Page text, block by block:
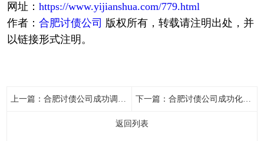
网址： https://www.yijianshua.com/779.html
作者： 合肥讨债公司 版权所有，转载请注明出处，并
以链接形式注明。
上一篇： 合肥讨债公司成功调解了一起买卖合同纠纷案件，快速有效化解了当事人之间的矛盾 下一篇： 合肥讨债公司成功化解一起因在施工作业时眼部灼伤引发的损害赔偿纠纷，仅用时两小时便促成双方握手言和、达成和解协议
返回列表